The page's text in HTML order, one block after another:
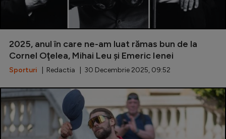
U21
Fotbal feminin
Special
Diverse
Clasamente
2025, anul în care ne-am luat rămas bun de la
Cornel Oţelea, Mihai Leu și Emeric Ienei
Sporturi | Redactia | 30 Decembrie 2025, 09:52